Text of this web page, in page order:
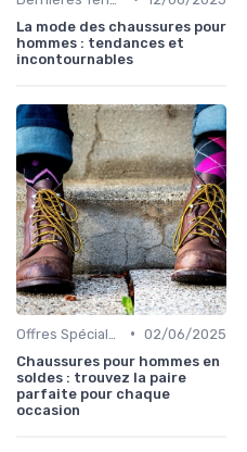
La mode des chaussures pour
hommes : tendances et
incontournables
• 02/06/2025
Chaussures pour hommes en
soldes : trouvez la paire
parfaite pour chaque
occasion